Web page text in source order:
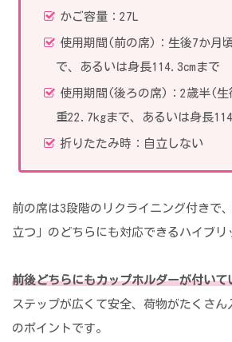
かご容量：27L
使用期間(前の席)：生後7か月
で、あるいは身長114.3cmまで
使用期間(後ろの席)：2歳半(生
重22.7kgまで、あるいは身長
折りたたみ時：自立しない
前の席は3段階のリクライニング付きで
立つ」のどちらにも対応できるハイブリ
前後どちらにもカップホルダーが付いて
ステップが広くて安全、荷物がたくさん
のポイントです。